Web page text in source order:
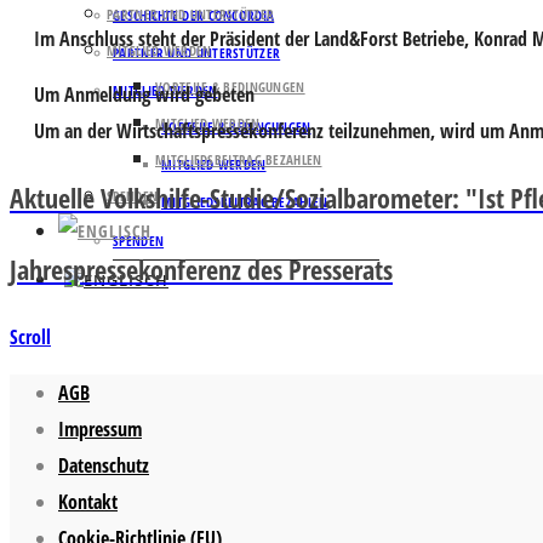
GESCHICHTE DER CONCORDIA
PARTNER UND UNTERSTÜTZER
MITGLIED WERDEN
VORTEILE & BEDINGUNGEN
MITGLIED WERDEN
MITGLIEDSBEITRAG BEZAHLEN
SPENDEN
PARTNER UND UNTERSTÜTZER
MITGLIED WERDEN
VORTEILE & BEDINGUNGEN
MITGLIED WERDEN
MITGLIEDSBEITRAG BEZAHLEN
SPENDEN
Im Anschluss steht der Präsident der Land&Forst Betriebe, Konrad
Um Anmeldung wird gebeten
Um an der Wirtschaftspressekonferenz teilzunehmen, wird um
Aktuelle Volkshilfe-Studie/Sozialbarometer: "Ist
Jahrespressekonferenz des Presserats
Scroll
AGB
Impressum
Datenschutz
Kontakt
Cookie-Richtlinie (EU)